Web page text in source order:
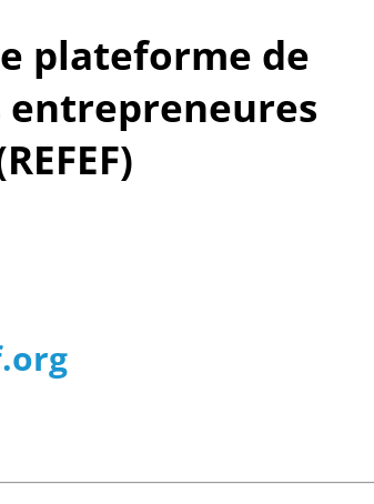
plateforme de
entrepreneures